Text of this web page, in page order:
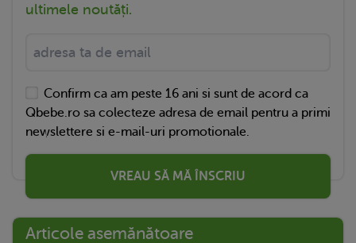
ultimele noutăți.
Confirm ca am peste 16 ani si sunt de acord ca
Qbebe.ro sa colecteze adresa de email pentru a primi
newslettere si e-mail-uri promotionale.
VREAU SĂ MĂ ÎNSCRIU
Articole asemănătoare